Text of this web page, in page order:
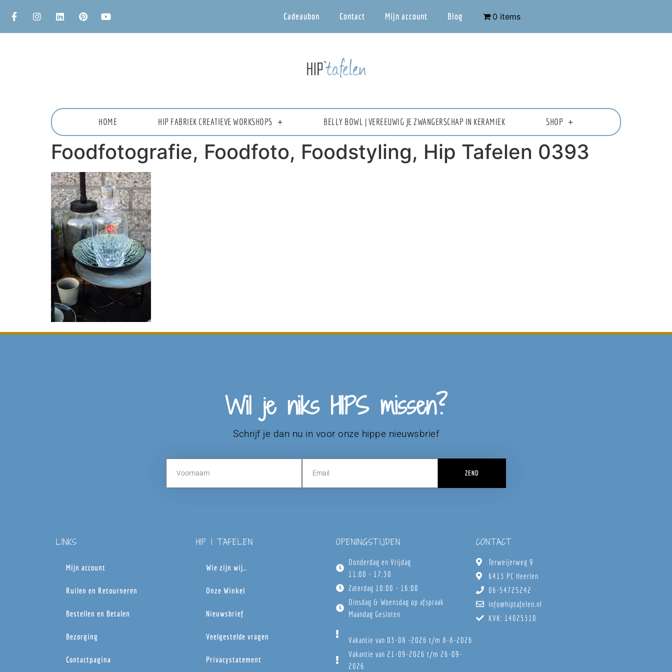
Cadeaubon Contact Mijn account Blog 0 items
HOME HIP FABRIEK CREATIEVE WORKSHOPS BELLY BOWL | VEREEUWIG JE ZWANGERSCHAP IN KERAMIEK SHOP
Foodfotografie, Foodfoto, Foodstyling, Hip Tafelen 0393
Wil je niks HIPS missen?
Schrijf je dan nu in voor onze hippe nieuwsbrief
ZEND
LINKS
Mijn account
Ruilen en Retourneren
Bestellen en Betalen
Bezorging
Contactpagina
HIP | TAFELEN
Wie zijn wij…
Onze Winkel
Nieuwsbrief
Veelgestelde vragen
Privacystatement
OPENINGSTIJDEN
Donderdag en Vrijdag
11:00 - 17:30
Zaterdag 10:00 - 16:00
Dinsdag & Woensdag op afspraak
Maandag Gesloten
Vakantie van 03-08 -2026 t/m 8-8-2026
Vakantie van 21-09-2026 t/m 26-09-
2026
CONTACT
Terweijerweg 9
6413 PC Heerlen
06-54725242
info@hiptafelen.nl
KVK: 14025310